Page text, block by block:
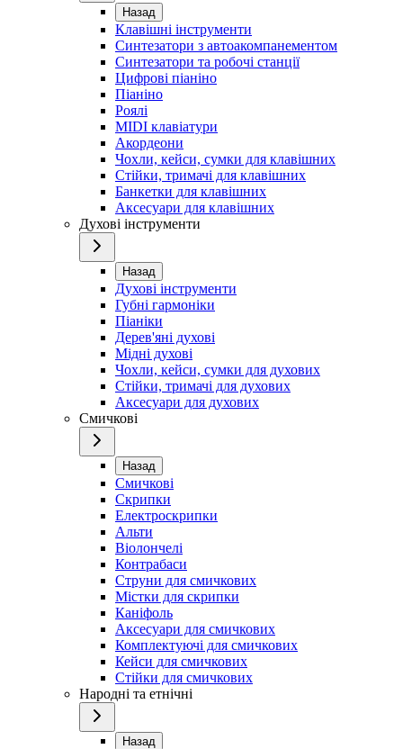
Назад
Клавішні інструменти
Синтезатори з автоакомпанементом
Синтезатори та робочі станції
Цифрові піаніно
Піаніно
Роялі
MIDI клавіатури
Акордеони
Чохли, кейси, сумки для клавішних
Стійки, тримачі для клавішних
Банкетки для клавішних
Аксесуари для клавішних
Духові інструменти
Назад
Духові інструменти
Губні гармоніки
Піаніки
Дерев'яні духові
Мідні духові
Чохли, кейси, сумки для духових
Стійки, тримачі для духових
Аксесуари для духових
Смичкові
Назад
Смичкові
Скрипки
Електроскрипки
Альти
Віолончелі
Контрабаси
Струни для смичкових
Містки для скрипки
Каніфоль
Аксесуари для смичкових
Комплектуючі для смичкових
Кейси для смичкових
Стійки для смичкових
Народні та етнічні
Назад